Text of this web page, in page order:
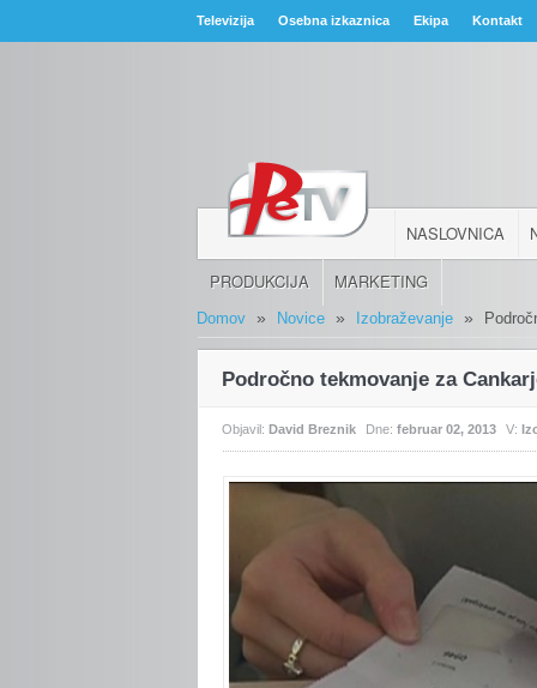
Televizija Osebna izkaznica Ekipa Kontakt
NASLOVNICA
PRODUKCIJA MARKETING
Domov » Novice » Izobraževanje »
Področno tekmovanje za
Objavil:David Breznik Dne:februar 02, 2013 V: